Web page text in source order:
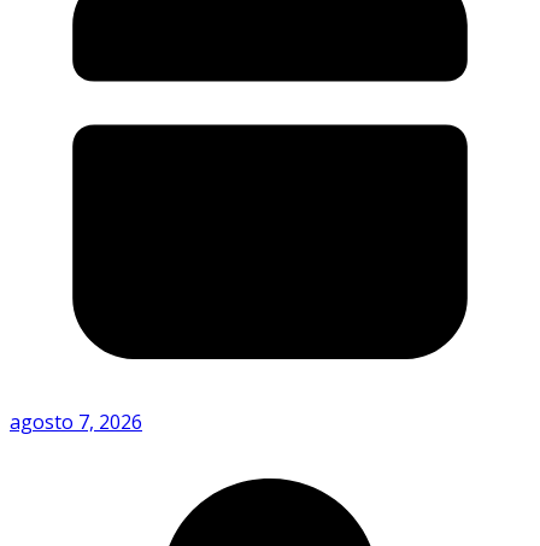
agosto 7, 2026